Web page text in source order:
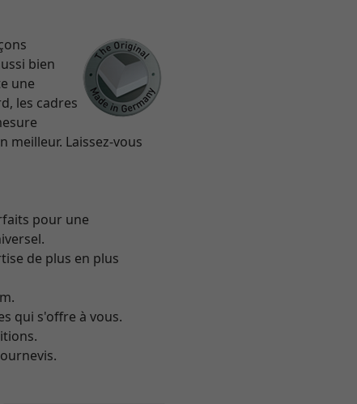
bien
une
les cadres
meilleur. Laissez-vous
pour une
de plus en plus
qui s'offre à vous.